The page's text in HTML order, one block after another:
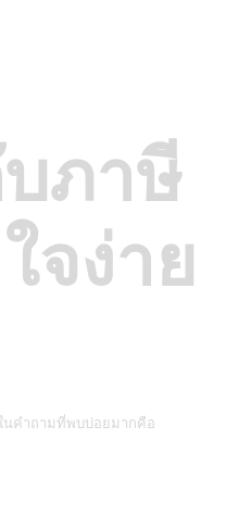
ภาษี
จง่าย
นคำถามที่พบบ่อยมากคือ